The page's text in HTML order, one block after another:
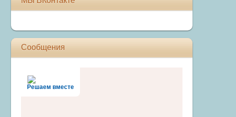
Сообщения
Решаем вместе